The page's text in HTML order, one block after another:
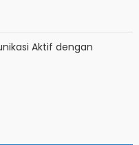
Aktif dengan